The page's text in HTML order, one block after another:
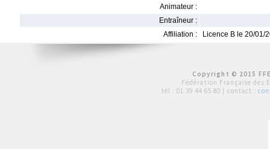
Animateur :
Entraîneur :
Affiliation :
Licence B le 20/01/
Copyright © 2015
Fédération Française des
tél : 01 39 44 65 80 | contact :